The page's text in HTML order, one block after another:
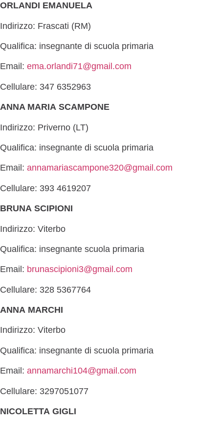
ORLANDI EMANUELA
Indirizzo: Frascati (RM)
Qualifica: insegnante di scuola primaria
Email: ema.orlandi71@gmail.com
Cellulare: 347 6352963
ANNA MARIA SCAMPONE
Indirizzo: Priverno (LT)
Qualifica: insegnante di scuola primaria
Email: annamariascampone320@gmail.com
Cellulare: 393 4619207
BRUNA SCIPIONI
Indirizzo: Viterbo
Qualifica: insegnante scuola primaria
Email: brunascipioni3@gmail.com
Cellulare: 328 5367764
ANNA MARCHI
Indirizzo: Viterbo
Qualifica: insegnante di scuola primaria
Email: annamarchi104@gmail.com
Cellulare: 3297051077
NICOLETTA GIGLI